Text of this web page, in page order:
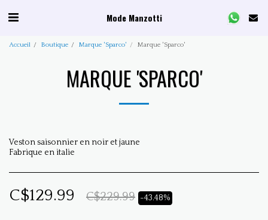
Mode Manzotti
Accueil Boutique Marque 'Sparco' Marque 'Sparco'
MARQUE 'SPARCO'
Veston saisonnier en noir et jaune
Fabrique en italie
C$129.99 C$229.99 -43.48%